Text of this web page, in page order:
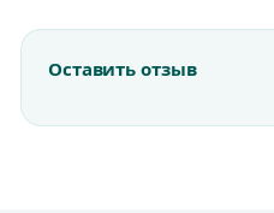
Оставить отзыв